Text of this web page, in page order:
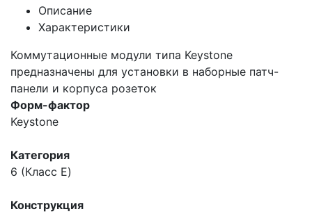
Описание
Характеристики
Коммутационные модули типа Keystone
предназначены для установки в наборные патч-
панели и корпуса розеток
Форм-фактор
Keystone
Категория
6 (Класс E)
Конструкция